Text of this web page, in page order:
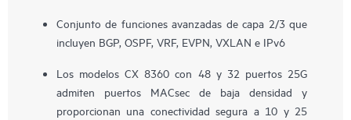
Conjunto de funciones avanzadas de capa 2/3 que
incluyen BGP, OSPF, VRF, EVPN, VXLAN e IPv6
Los modelos CX 8360 con 48 y 32 puertos 25G
admiten puertos MACsec de baja densidad y
proporcionan una conectividad segura a 10 y 25